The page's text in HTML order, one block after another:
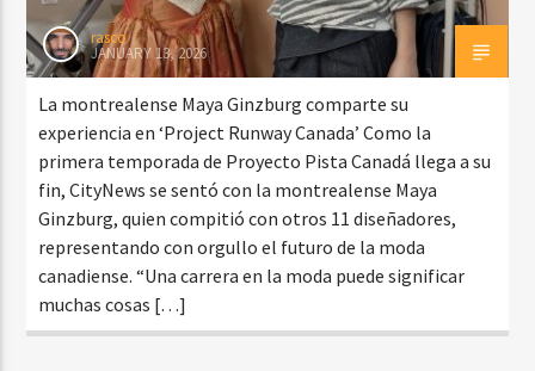
rasco
JANUARY 13, 2026
La montrealense Maya Ginzburg comparte su
experiencia en ‘Project Runway Canada’ Como la
primera temporada de Proyecto Pista Canadá llega a su
fin, CityNews se sentó con la montrealense Maya
Ginzburg, quien compitió con otros 11 diseñadores,
representando con orgullo el futuro de la moda
canadiense. “Una carrera en la moda puede significar
muchas cosas […]